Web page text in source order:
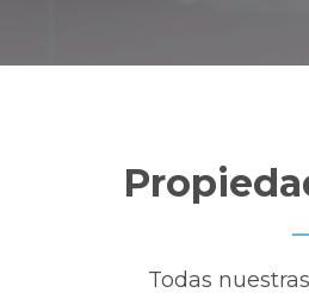
Todas